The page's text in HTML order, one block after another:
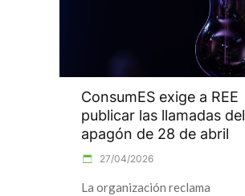
ConsumES exige a REE
publicar las llamadas del
apagón de 28 de abril
27/04/2026
La organización reclama